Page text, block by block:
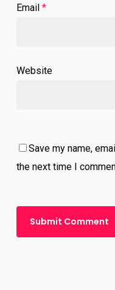
Email *
Website
Save my name,
the next time I